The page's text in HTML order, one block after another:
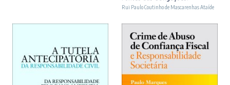
Rui Paulo Coutinho de Mascarenhas Ataíde